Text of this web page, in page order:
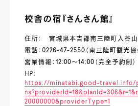
校舎の宿『さんさん館』
住所： 宮城県本吉郡南三陸町入谷山
電話：0226-47-2550（南三陸町観光協
営業情報：12:00～14:00（完全予約制）
HP：
https://minatabi.good-travel.info/
20000000&providerType=1